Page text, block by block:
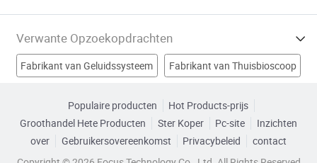
Verwante Opzoekopdrachten
Fabrikant van Geluidssysteem Fabrikant van Thuisbioscoop
Fabrikant van luidspreker bluetooth
Populaire producten
Hot Products-prijs
Groothandel Hete Producten
Ster Koper Pc-site
Inzichten
over
Gebruikersovereenkomst Privacybeleid
contact